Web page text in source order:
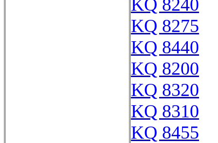
KQ 8240
KQ 8275
KQ 8440
KQ 8200
KQ 8320
KQ 8310
KQ 8455